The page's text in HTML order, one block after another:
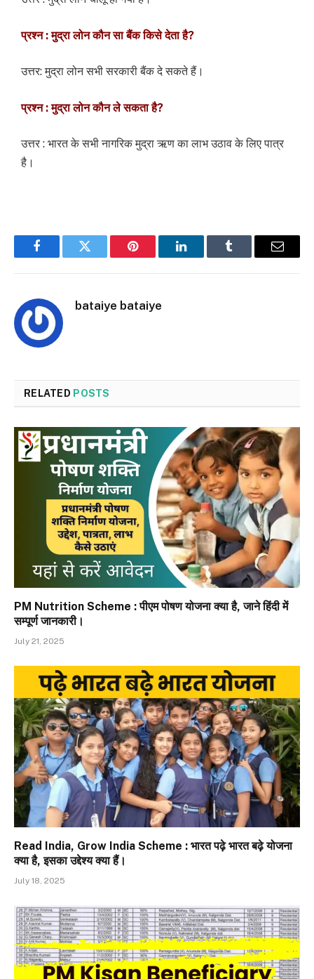
प्रश्न : मुद्रा लोन कौन सा बैंक किसे देता है?
उत्तर: मुद्रा लोन सभी सरकारी बैंक दे सकते हैं।
प्रश्न : मुद्रा लोन कौन ले सकता है?
उत्तर : भारत के सभी नागरिक मुद्रा ऋण का लाभ उठाव के लिए पात्र
है।
FacebookTwitter Pinterest LinkedInTumblr Email
bataiye bataiye
RELATED POSTS
PM Nutrition Scheme : पीएम पोषण योजना क्या है, जाने हिंदी में
सम्पूर्ण जानकारी।
July 21, 2025
Read India, Grow India Scheme : भारत पढ़े भारत बढ़े योजना
क्या है, इसका उद्देश्य क्या हैं।
July 18, 2025